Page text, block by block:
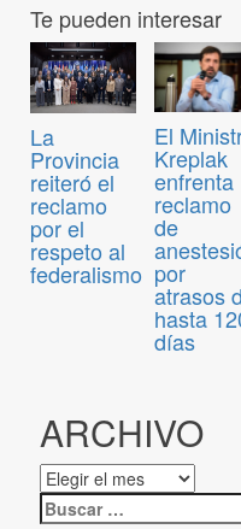
Te pueden interesar
La
Provincia
reiteró el
reclamo
por el
respeto al
federalismo
El
Kreplak
enfrenta
reclamo
de
por
atrasos
hasta
días
ARCHIVO